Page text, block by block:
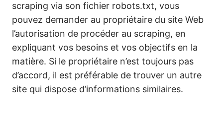
scraping via son fichier robots.txt, vous
pouvez demander au propriétaire du site Web
l’autorisation de procéder au scraping, en
expliquant vos besoins et vos objectifs en la
matière. Si le propriétaire n’est toujours pas
d’accord, il est préférable de trouver un autre
site qui dispose d’informations similaires.